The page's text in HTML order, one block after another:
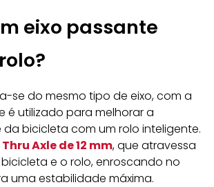
eixo passante
se do mesmo tipo de eixo, com a
é utilizado para melhorar a
bicicleta com um rolo inteligente.
Thru Axle de 12 mm, que atravessa
e o rolo, enroscando no
uma estabilidade máxima.